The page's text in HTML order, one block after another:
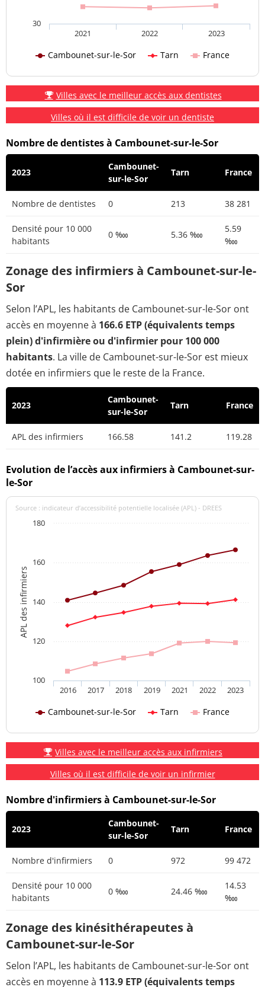
Cambounet-sur-le-Sor Tarn France
2021 2022 2023
30
Villes avec le meilleur accès aux dentistes
Villes où il est difficile de voir un dentiste
Nombre de dentistes à Cambounet-sur-le-Sor
2023
Cambounet-
sur-le-Sor
Tarn France
Nombre de dentistes 0 213 38 281
Densité pour 10 000
habitants
0 ‱ 5.36 ‱
5.59
‱
Zonage des infirmiers à Cambounet-sur-le-
Sor
Selon l’APL, les habitants de Cambounet-sur-le-Sor ont
accès en moyenne à 166.6 ETP (équivalents temps
plein) d'infirmière ou d'infirmier pour 100 000
habitants. La ville de Cambounet-sur-le-Sor est mieux
dotée en infirmiers que le reste de la France.
2023
Cambounet-
sur-le-Sor
Tarn France
APL des infirmiers 166.58 141.2 119.28
Evolution de l’accès aux infirmiers à Cambounet-sur-
le-Sor
APL des infirmiers
Source : indicateur d’accessibilité potentielle localisée (APL) - DREES
Cambounet-sur-le-Sor Tarn France
2016 2017 2018 2019 2021 2022 2023
100
120
140
160
180
Villes avec le meilleur accès aux infirmiers
Villes où il est difficile de voir un infirmier
Nombre d'infirmiers à Cambounet-sur-le-Sor
2023
Cambounet-
sur-le-Sor
Tarn France
Nombre d'infirmiers 0 972 99 472
Densité pour 10 000
habitants
0 ‱ 24.46 ‱
14.53
‱
Zonage des kinésithérapeutes à
Cambounet-sur-le-Sor
Selon l’APL, les habitants de Cambounet-sur-le-Sor ont
accès en moyenne à 113.9 ETP (équivalents temps